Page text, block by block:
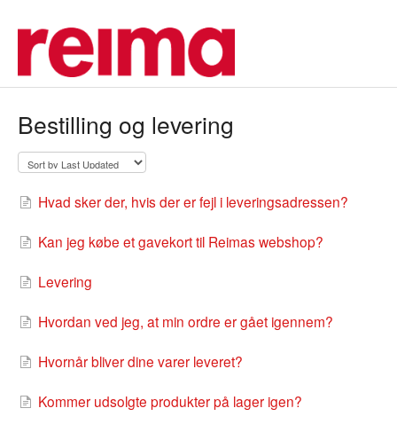
Bestilling og levering
Hvad sker der, hvis der er fejl i leveringsadressen?
Kan jeg købe et gavekort til Reimas webshop?
Levering
Hvordan ved jeg, at min ordre er gået igennem?
Hvornår bliver dine varer leveret?
Kommer udsolgte produkter på lager igen?